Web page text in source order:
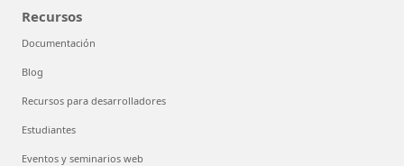
Recursos
Documentación
Blog
Recursos para desarrolladores
Estudiantes
Eventos y seminarios web